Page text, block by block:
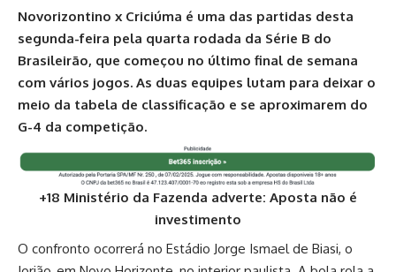
Novorizontino x Criciúma é uma das partidas desta
segunda-feira pela quarta rodada da Série B do
Brasileirão, que começou no último final de semana
com vários jogos. As duas equipes lutam para deixar o
meio da tabela de classificação e se aproximarem do
G-4 da competição.
+18 Ministério da Fazenda adverte: Aposta não é
investimento
O confronto ocorrerá no Estádio Jorge Ismael de Biasi, o